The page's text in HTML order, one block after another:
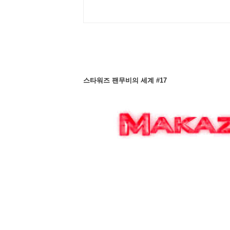
스타워즈 팬무비의 세계 #17